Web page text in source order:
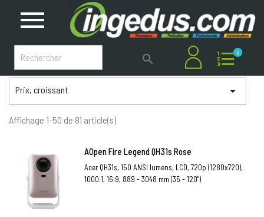
 0
Prix, croissant 
Affichage 1-50 de 81 article(s)
AOpen Fire Legend QH31s Rose
Acer QH31s, 150 ANSI lumens, LCD, 720p (1280x720),
1000:1, 16:9, 889 - 3048 mm (35 - 120")